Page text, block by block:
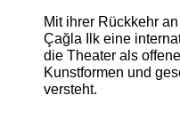
Mit ihrer Rückkehr
Çağla Ilk eine
die Theater als
Kunstformen und
versteht.